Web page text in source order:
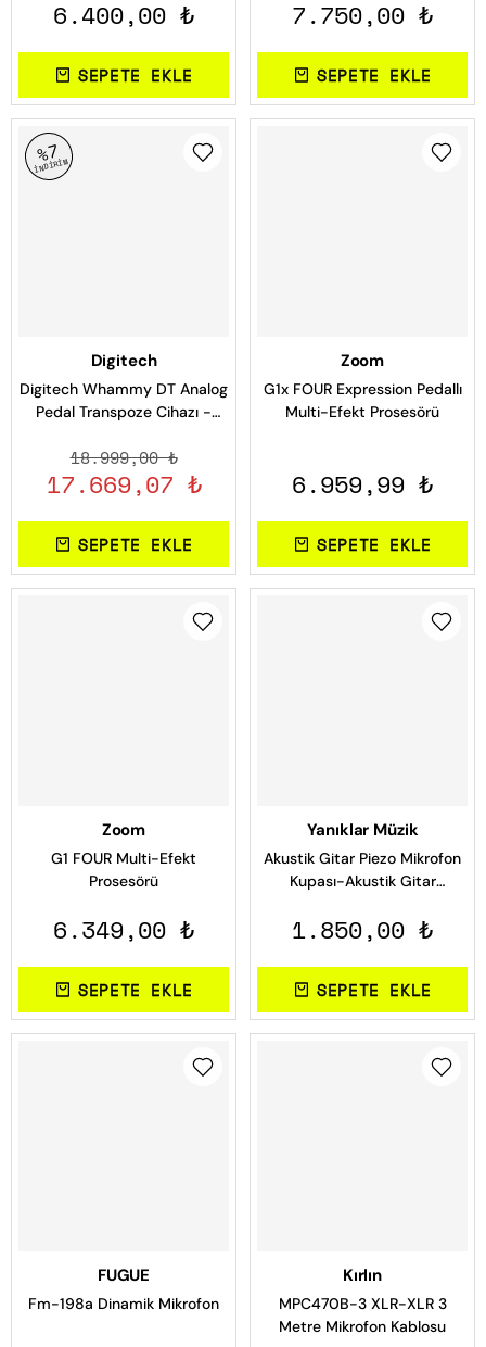
Hoparlör Sistemi
6.400,00 ₺
SEPETE EKLE
7.750,00 ₺
SEPETE EKLE
%7
İNDİRİM
Digitech
Digitech Whammy DT Analog
Pedal Transpoze Cihazı -
17.669,07 ₺
18.999,00 ₺
SEPETE EKLE
Zoom
G1x FOUR Expression Pedallı
Multi-Efekt Prosesörü
6.959,99 ₺
SEPETE EKLE
Zoom
G1 FOUR Multi-Efekt
Prosesörü
6.349,00 ₺
SEPETE EKLE
Yanıklar Müzik
Akustik Gitar Piezo Mikrofon
Kupası-Akustik Gitar
1.850,00 ₺
SEPETE EKLE
FUGUE
Fm-198a Dinamik Mikrofon
Kırlın
MPC470B-3 XLR-XLR 3
Metre Mikrofon Kablosu